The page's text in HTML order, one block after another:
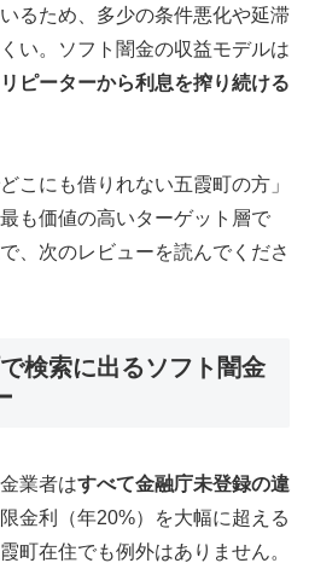
るため、多少の条件悪化や延滞
い。ソフト闇金の収益モデルは
リピーターから利息を搾り続ける
こにも借りれない五霞町の方」
も価値の高いターゲット層で
、次のレビューを読んでくださ
検索に出るソフト闇金
業者はすべて金融庁未登録の違
金利（年20%）を大幅に超える
町在住でも例外はありません。